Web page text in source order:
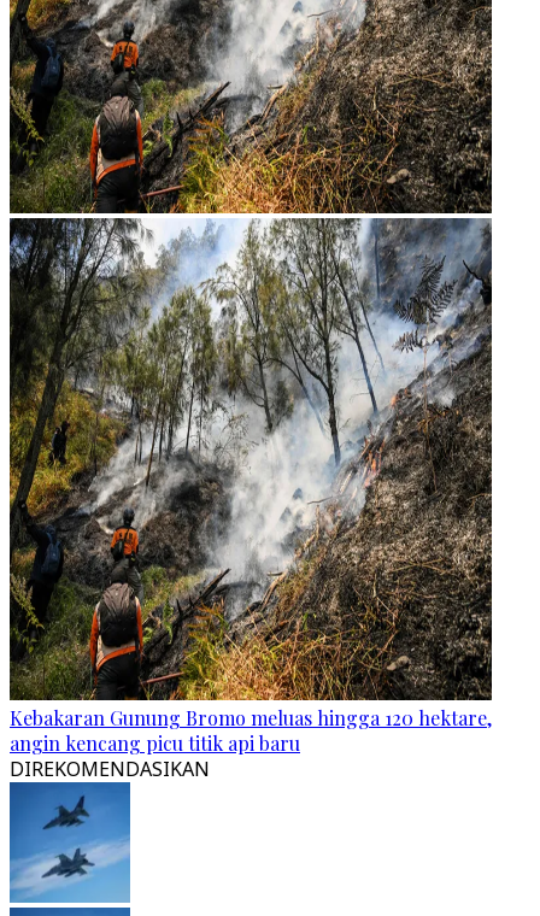
Kebakaran Gunung Bromo meluas hingga 120 hektare,
angin kencang picu titik api baru
DIREKOMENDASIKAN